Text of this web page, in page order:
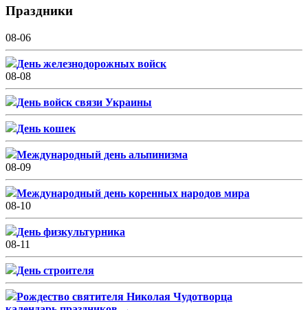
Праздники
08-06
День железнодорожных войск
08-08
День войск связи Украины
День кошек
Международный день альпинизма
08-09
Международный день коренных народов мира
08-10
День физкультурника
08-11
День строителя
Рождество святителя Николая Чудотворца